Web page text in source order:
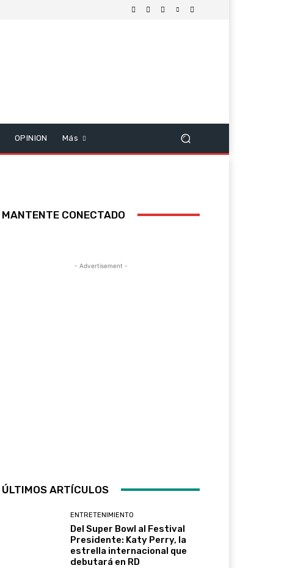
OPINION Más
MANTENTE CONECTADO
- Advertisement -
ÚLTIMOS ARTÍCULOS
ENTRETENIMIENTO
Del Super Bowl al Festival
Presidente: Katy Perry, la
estrella internacional que
debutará en RD